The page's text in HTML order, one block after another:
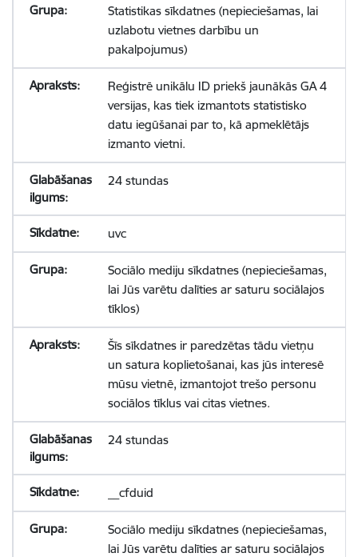
Statistikas sīkdatnes (nepieciešamas, lai
uzlabotu vietnes darbību un
pakalpojumus)
Reģistrē unikālu ID priekš jaunākās GA 4
versijas, kas tiek izmantots statistisko
datu iegūšanai par to, kā apmeklētājs
izmanto vietni.
24 stundas
uvc
Sociālo mediju sīkdatnes (nepieciešamas,
lai Jūs varētu dalīties ar saturu sociālajos
tīklos)
Šīs sīkdatnes ir paredzētas tādu vietņu
un satura koplietošanai, kas jūs interesē
mūsu vietnē, izmantojot trešo personu
sociālos tīklus vai citas vietnes.
24 stundas
__cfduid
Sociālo mediju sīkdatnes (nepieciešamas,
lai Jūs varētu dalīties ar saturu sociālajos